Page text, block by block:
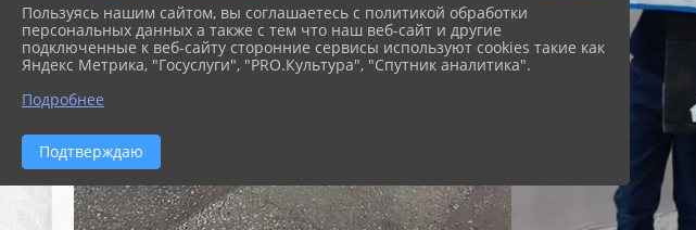
Пользуясь нашим сайтом, вы соглашаетесь с политикой обработки
персональных данных а также с тем что наш веб-сайт и другие
подключенные к веб-сайту сторонние сервисы используют cookies такие как
Яндекс Метрика, "Госуслуги", "PRO.Культура", "Спутник аналитика".
Подробнее
Подтверждаю